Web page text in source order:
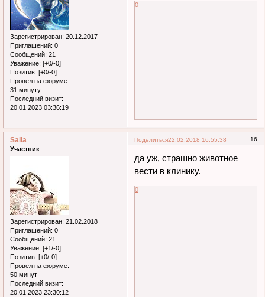
Зарегистрирован: 20.12.2017
Приглашений: 0
Сообщений: 21
Уважение: [+0/-0]
Позитив: [+0/-0]
Провел на форуме:
31 минуту
Последний визит:
20.01.2023 03:36:19
0
Поделиться 16
22.02.2018 16:55:38
Salla
Участник
Зарегистрирован: 21.02.2018
Приглашений: 0
Сообщений: 21
Уважение: [+1/-0]
Позитив: [+0/-0]
Провел на форуме:
50 минут
Последний визит:
20.01.2023 23:30:12
да уж, страшно животное
вести в клинику.
0